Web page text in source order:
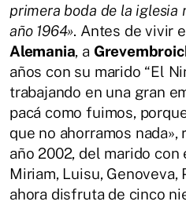
primera boda de la iglesia
año 1964». Antes de vivir
Alemania, a
años con su marido “El
trabajando en una gran
pacá como fuimos,
que no ahorramos
año 2002, del marido
Miriam, Luisu, Genoveva,
ahora disfruta de cinco